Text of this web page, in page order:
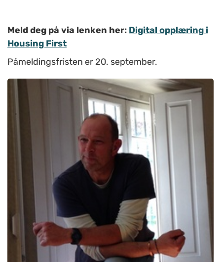
Meld deg på via lenken her: Digital opplæring i
Housing First
Påmeldingsfristen er 20. september.